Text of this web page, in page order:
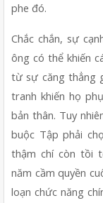
phe đó.
Chắc chắn, sự
ông có thể khiến
từ sự căng thẳng
tranh khiến họ
bản thân. Tuy
buộc Tập phải
thậm chí còn tồi
năm cầm quyền
loạn chức năng